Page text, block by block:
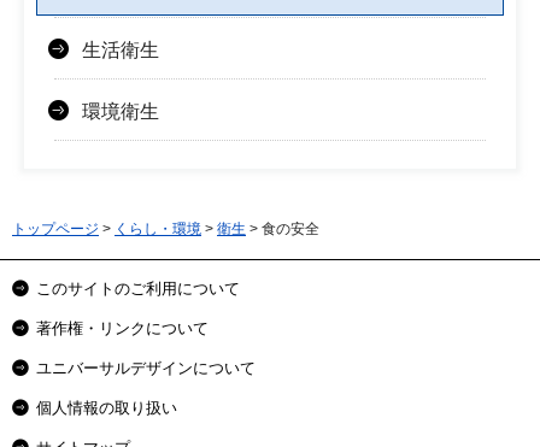
生活衛生
環境衛生
トップページ > くらし・環境 > 衛生 > 食の安全
このサイトのご利用について
著作権・リンクについて
ユニバーサルデザインについて
個人情報の取り扱い